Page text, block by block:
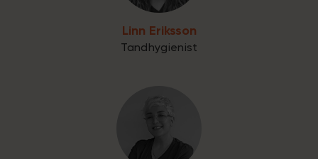
Linn Eriksson
Tandhygienist